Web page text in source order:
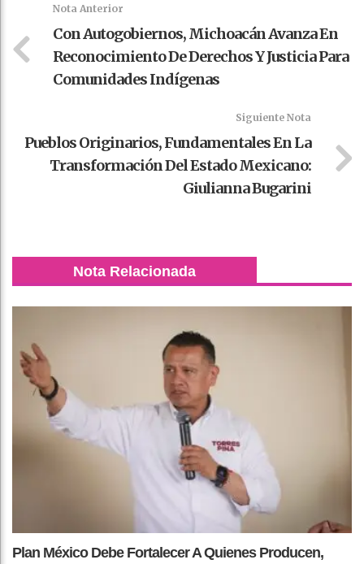
Nota Anterior
Con Autogobiernos, Michoacán Avanza En
Reconocimiento De Derechos Y Justicia Para
Comunidades Indígenas
Siguiente Nota
Pueblos Originarios, Fundamentales En La
Transformación Del Estado Mexicano:
Giulianna Bugarini
Nota Relacionada
Plan México Debe Fortalecer A Quienes Producen,